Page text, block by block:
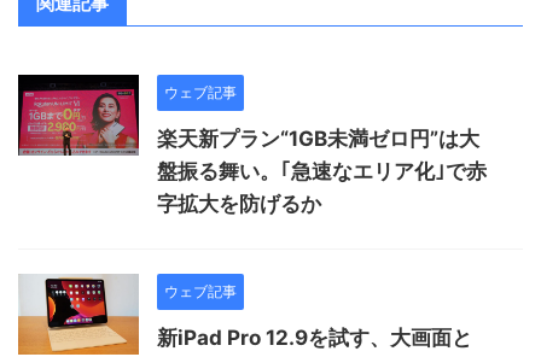
ウェブ記事
楽天新プラン“1GB未満ゼロ円”は大
盤振る舞い。｢急速なエリア化｣で赤
字拡大を防げるか
ウェブ記事
新iPad Pro 12.9を試す、大画面と